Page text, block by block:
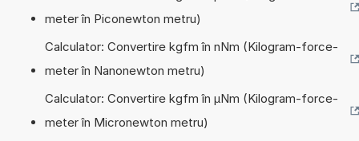
meter în Piconewton metru)
Calculator: Convertire kgfm în nNm (Kilogram-force-
meter în Nanonewton metru)
Calculator: Convertire kgfm în µNm (Kilogram-force-
meter în Micronewton metru)